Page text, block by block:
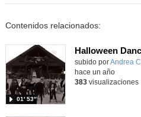
Contenidos relacionados:
Contenido educativo.
subido porAndrea C.
01′ 53″
hace un año
383visualizaciones